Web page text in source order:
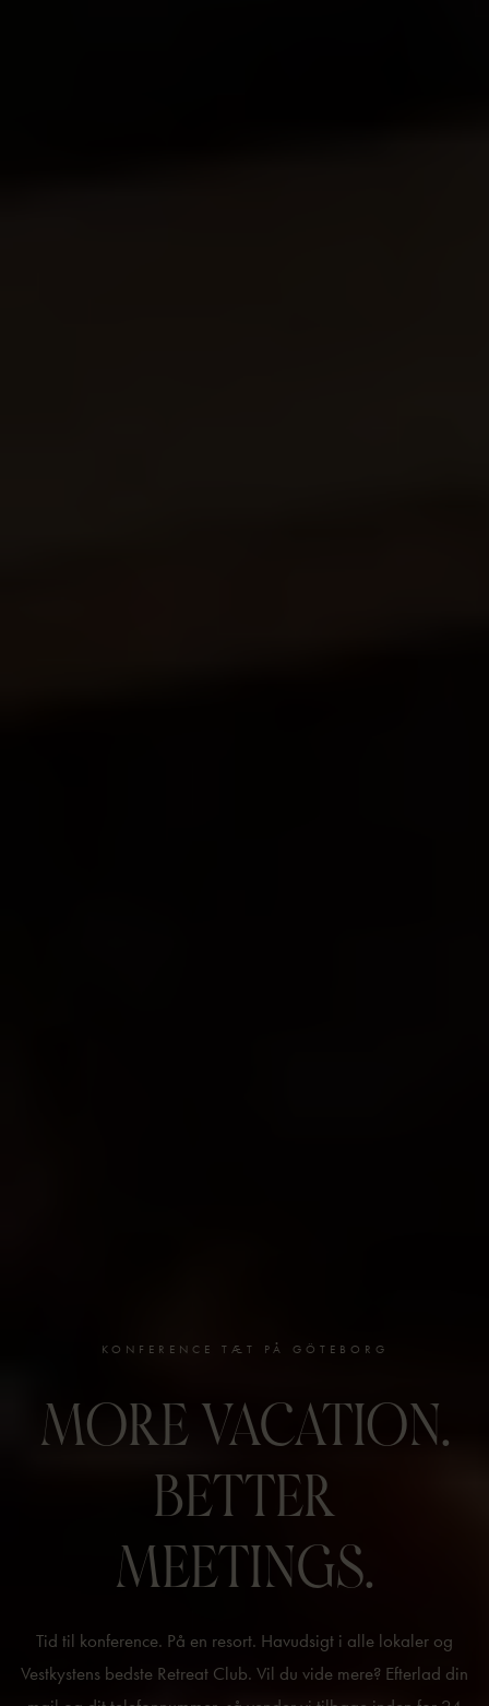
KONFERENCE TÆT PÅ GÖTEBORG
MORE VACATION.
BETTER
MEETINGS.
Tid til konference. På en resort. Havudsigt i alle lokaler og
Vestkystens bedste Retreat Club. Vil du vide mere? Efterlad din